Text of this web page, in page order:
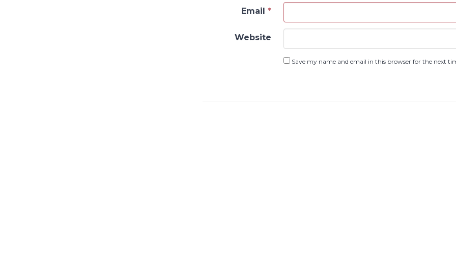
Email *
Website
Save my name and email in this browser for the next